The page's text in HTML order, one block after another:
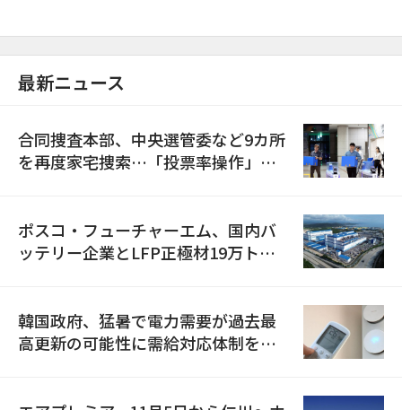
最新ニュース
合同捜査本部、中央選管委など9カ所
を再度家宅捜索…「投票率操作」の
ポスコ・フューチャーエム、国内バ
ッテリー企業とLFP正極材19万トン
韓国政府、猛暑で電力需要が過去最
高更新の可能性に需給対応体制を点